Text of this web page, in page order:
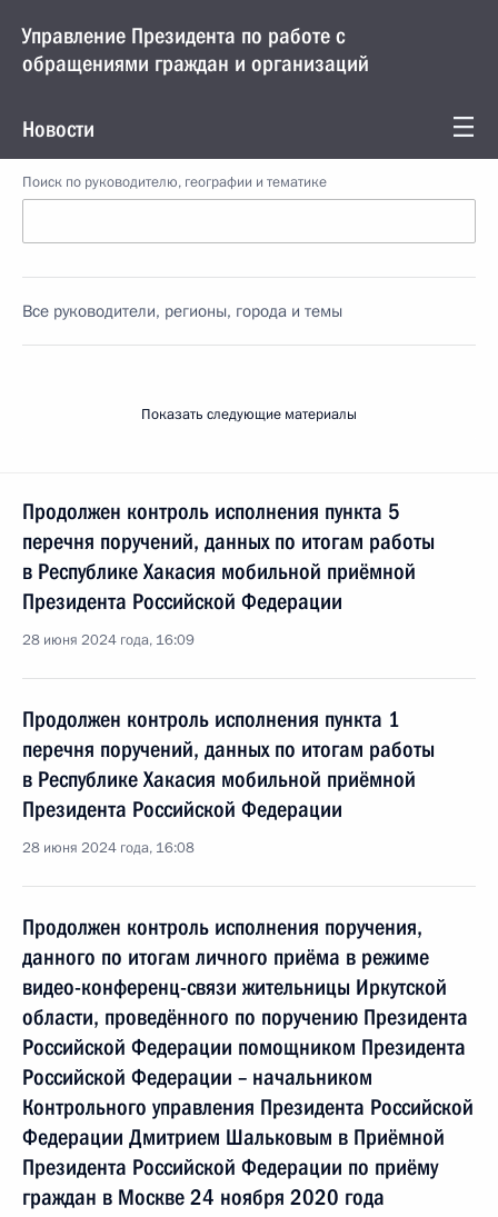
Управление Президента по работе с
обращениями граждан и организаций
Новости
Поиск по руководителю, географии и тематике
Все руководители, регионы, города и темы
Показать следующие материалы
Продолжен контроль исполнения пункта 5
перечня поручений, данных по итогам работы
в Республике Хакасия мобильной приёмной
Президента Российской Федерации
28 июня 2024 года, 16:09
Продолжен контроль исполнения пункта 1
перечня поручений, данных по итогам работы
в Республике Хакасия мобильной приёмной
Президента Российской Федерации
28 июня 2024 года, 16:08
Продолжен контроль исполнения поручения,
данного по итогам личного приёма в режиме
видео-конференц-связи жительницы Иркутской
области, проведённого по поручению Президента
Российской Федерации помощником Президента
Российской Федерации – начальником
Контрольного управления Президента Российской
Федерации Дмитрием Шальковым в Приёмной
Президента Российской Федерации по приёму
граждан в Москве 24 ноября 2020 года